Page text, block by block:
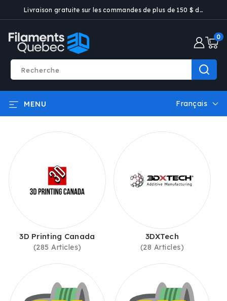
ET PASSER
CONTENU
Livraison gratuite sur les commandes de plus de 150 $ dans certaines villes
Recherche
0
0
MENU
L
a
n
e
Français
3D Printing Canada
(285 Articles)
3DXTech
(28 Articles)